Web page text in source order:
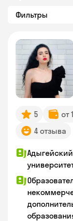
Фильтры
5 от
4 отзыва